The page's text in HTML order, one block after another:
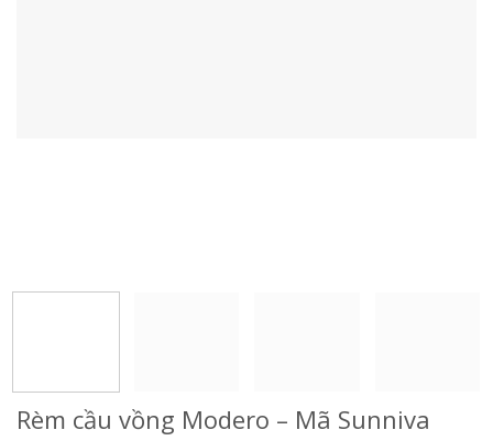
Rèm cầu vồng Modero – Mã Sunniva